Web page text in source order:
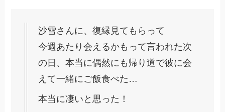
沙雪さんに、復縁見てもらって
今週あたり会えるかもって言われた次
の日、本当に偶然にも帰り道で彼に会
えて一緒にご飯食べた…
本当に凄いと思った！